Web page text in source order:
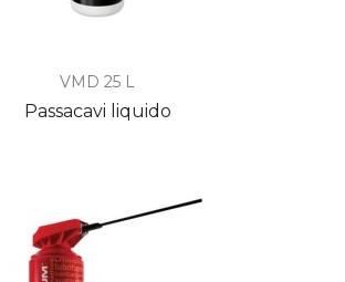
VMD 25 L
Passacavi liquido